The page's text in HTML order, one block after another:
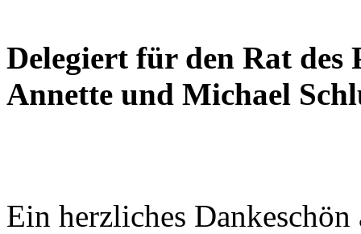
Delegiert für den Rat des
Annette und Michael
Ein herzliches